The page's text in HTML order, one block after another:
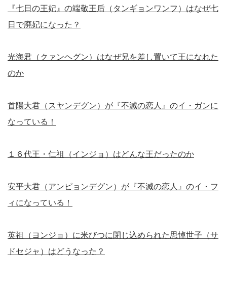
『七日の王妃』の端敬王后（タンギョンワンフ）はなぜ七
日で廃妃になった？
光海君（クァンヘグン）はなぜ兄を差し置いて王になれた
のか
首陽大君（スヤンデグン）が『不滅の恋人』のイ・ガンに
なっている！
１６代王・仁祖（インジョ）はどんな王だったのか
安平大君（アンピョンデグン）が『不滅の恋人』のイ・フ
ィになっている！
英祖（ヨンジョ）に米びつに閉じ込められた思悼世子（サ
ドセジャ）はどうなった？